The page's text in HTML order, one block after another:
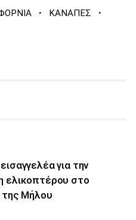
· ΚΑΝΑΠΕΣ ·
για την
ελικοπτέρου στο
της Μήλου